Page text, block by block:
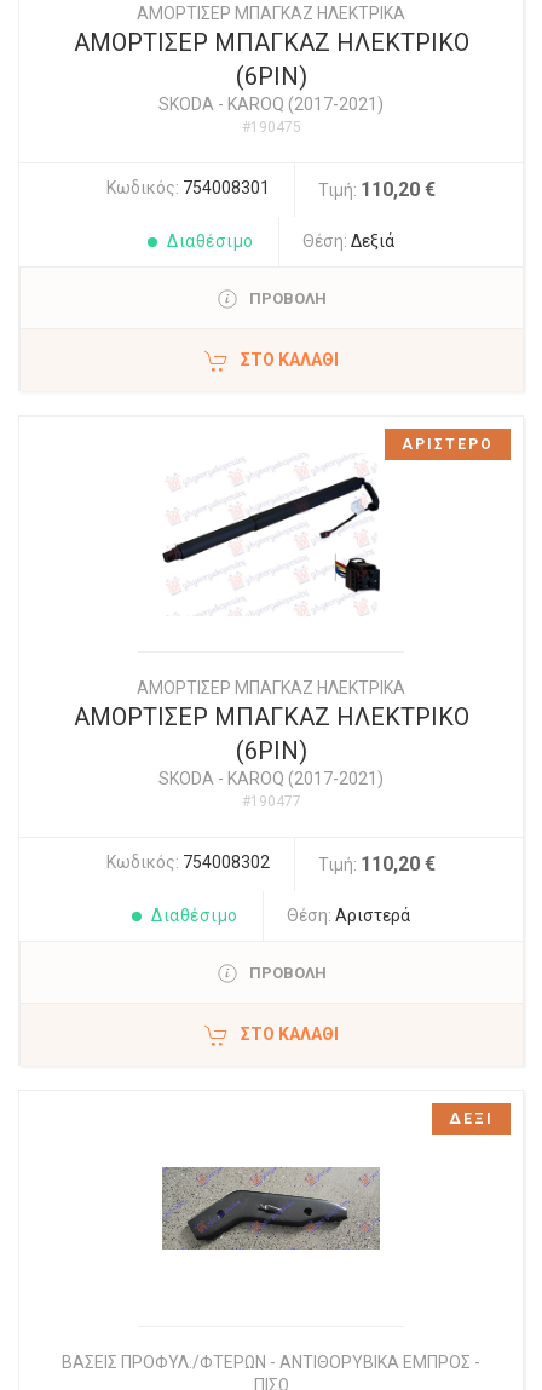
ΑΜΟΡΤΙΣΕΡ ΜΠΑΓΚΑΖ ΗΛΕΚΤΡΙΚΑ
ΑΜΟΡΤΙΣΕΡ ΜΠΑΓΚΑΖ ΗΛΕΚΤΡΙΚΟ
(6PIN)
SKODA - KAROQ (2017-2021)
#190475
Κωδικός: 754008301 Τιμή: 110,20 €
Διαθέσιμο Θέση: Δεξιά
ΠΡΟΒΟΛΗ
ΣΤΟ ΚΑΛΆΘΙ
ΑΜΟΡΤΙΣΕΡ ΜΠΑΓΚΑΖ ΗΛΕΚΤΡΙΚΑ
ΑΜΟΡΤΙΣΕΡ ΜΠΑΓΚΑΖ ΗΛΕΚΤΡΙΚΟ
(6PIN)
SKODA - KAROQ (2017-2021)
#190477
Κωδικός: 754008302 Τιμή: 110,20 €
Διαθέσιμο Θέση: Αριστερά
ΠΡΟΒΟΛΗ
ΣΤΟ ΚΑΛΆΘΙ
ΑΡΙΣΤΕΡΟ
ΒΑΣΕΙΣ ΠΡΟΦΥΛ./ΦΤΕΡΩΝ - ΑΝΤΙΘΟΡΥΒΙΚΑ ΕΜΠΡΟΣ -
ΠΙΣΩ
ΔΕΞΙ